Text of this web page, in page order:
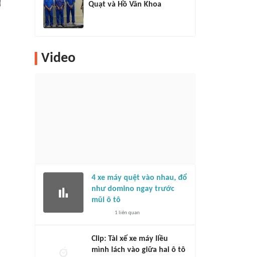
Quạt và Hồ Văn Khoa
Video
4 xe máy quệt vào nhau, đổ
như domino ngay trước
mũi ô tô
1 liên quan
Clip: Tài xế xe máy liều
mình lách vào giữa hai ô tô